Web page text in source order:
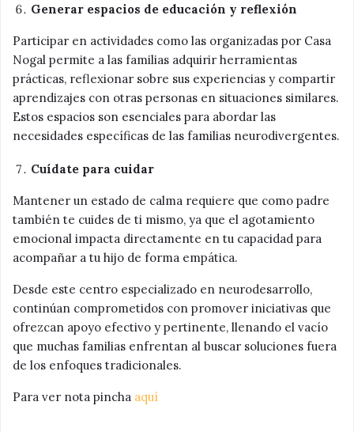
Generar espacios de educación y reflexión
Participar en actividades como las organizadas por Casa
Nogal permite a las familias adquirir herramientas
prácticas, reflexionar sobre sus experiencias y compartir
aprendizajes con otras personas en situaciones similares.
Estos espacios son esenciales para abordar las
necesidades específicas de las familias neurodivergentes.
Cuídate para cuidar
Mantener un estado de calma requiere que como padre
también te cuides de ti mismo, ya que el agotamiento
emocional impacta directamente en tu capacidad para
acompañar a tu hijo de forma empática.
Desde este centro especializado en neurodesarrollo,
continúan comprometidos con promover iniciativas que
ofrezcan apoyo efectivo y pertinente, llenando el vacío
que muchas familias enfrentan al buscar soluciones fuera
de los enfoques tradicionales.
Para ver nota pincha aquí